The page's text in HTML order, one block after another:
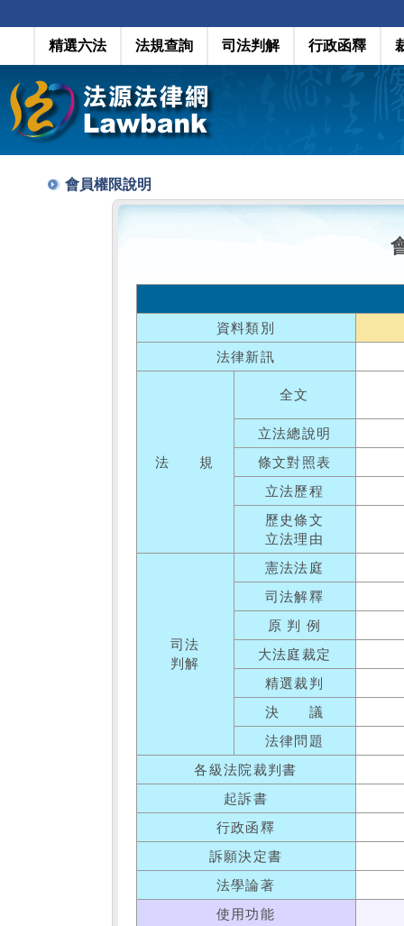
精選六法 法規查詢 司法判解 行政函釋
會員權限說明
資料類別
法律新訊
法 規
全文
立法總說明
條文對照表
立法歷程
歷史條文
立法理由
司法
判解
憲法法庭
司法解釋
原 判 例
大法庭裁定
精選裁判
決 議
法律問題
各級法院裁判書
起訴書
行政函釋
訴願決定書
法學論著
使用功能